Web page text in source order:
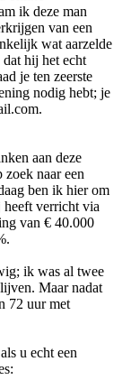
ik deze man
van een
wat aarzelde
hij het echt
je ten zeerste
nodig hebt; je
aan deze
naar een
ben ik hier om
verricht via
van € 40.000
ik was al twee
Maar nadat
72 uur met
u echt een